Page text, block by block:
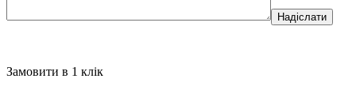
Надіслати
Замовити в 1 клік